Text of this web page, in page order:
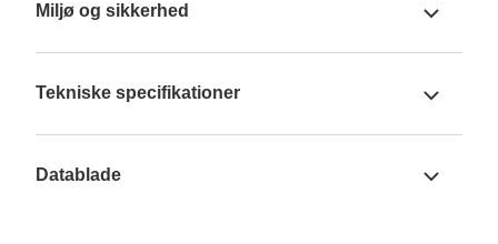
Miljø og sikkerhed
Tekniske specifikationer
Datablade